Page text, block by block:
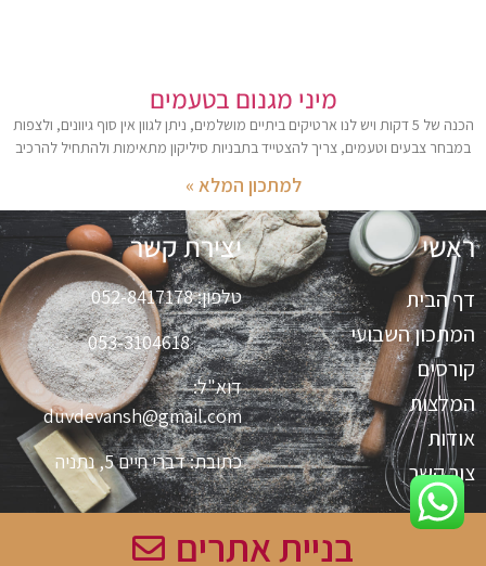
מיני מגנום בטעמים
הכנה של 5 דקות ויש לנו ארטיקים ביתיים מושלמים, ניתן לגוון אין סוף גיוונים, ולצפות
במבחר צבעים וטעמים, צריך להצטייד בתבניות סיליקון מתאימות ולהתחיל להרכיב
למתכון המלא »
ראשי
דף הבית
המתכון השבועי
קורסים
המלצות
אודות
צור קשר
יצירת קשר
טלפון:052-8417178
053-3104618
דוא"ל:
duvdevansh@gmail.com
כתובת:דברי חיים 5, נתניה
בניית אתרים